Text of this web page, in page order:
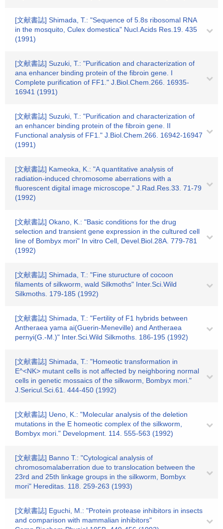
[文献書誌] Shimada, T.: "Sequence of 5.8s ribosomal RNA
in the mosquito, Culex domestica" Nucl.Acids Res.19. 435
(1991)
[文献書誌] Suzuki, T.: "Purification and characterization of
ana enhancer binding protein of the fibroin gene. I
Complete purification of FF1." J.Biol.Chem.266. 16935-
16941 (1991)
[文献書誌] Suzuki, T.: "Purification and characterization of
an enhancer binding protein of the fibroin gene. II
Functional analysis of FF1." J.Biol.Chem.266. 16942-16947
(1991)
[文献書誌] Kameoka, K.: "A quantitative analysis of
radiation-induced chromosome aberrations with a
fluorescent digital image microscope." J.Rad.Res.33. 71-79
(1992)
[文献書誌] Okano, K.: "Basic conditions for the drug
selection and transient gene expression in the cultured cell
line of Bombyx mori" In vitro Cell, Devel.Biol.28A. 779-781
(1992)
[文献書誌] Shimada, T.: "Fine sturucture of cocoon
filaments of silkworm, wald Silkmoths" Inter.Sci.Wild
Silkmoths. 179-185 (1992)
[文献書誌] Shimada, T.: "Fertility of F1 hybrids between
Antheraea yama ai(Guerin-Meneville) and Antheraea
pernyi(G.-M.)" Inter.Sci.Wild Silkmoths. 186-195 (1992)
[文献書誌] Shimada, T.: "Homeotic transformation in
E^<NK> mutant cells is not affected by neighboring normal
cells in genetic mossaics of the silkworm, Bombyx mori."
J.Sericul.Sci.61. 444-450 (1992)
[文献書誌] Ueno, K.: "Molecular analysis of the deletion
mutations in the E homeotic complex of the silkworm,
Bombyx mori." Development. 114. 555-563 (1992)
[文献書誌] Banno T.: "Cytological analysis of
chromosomalaberration due to translocation between the
23rd and 25th linkage groups in the silkworm, Bombyx
mori" Hereditas. 118. 259-263 (1993)
[文献書誌] Eguchi, M.: "Protein protease inhibitors in insects
and comparison with mammalian inhibitors"